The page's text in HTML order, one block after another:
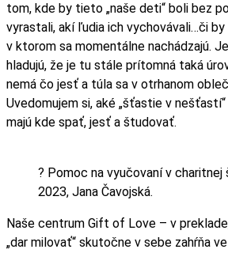
tom, kde by tieto „naše deti“ boli bez
vyrastali, akí ľudia ich vychovávali…či
v ktorom sa momentálne nachádzajú.
hladujú, že je tu stále prítomná taká
nemá čo jesť a túla sa v otrhanom
Uvedomujem si, aké „šťastie v
majú kde spať, jesť a študovať.
? Pomoc na vyučovaní v charitnej
2023, Jana Čavojská.
Naše centrum Gift of Love – v
„dar milovať“ skutočne v sebe zahŕňa